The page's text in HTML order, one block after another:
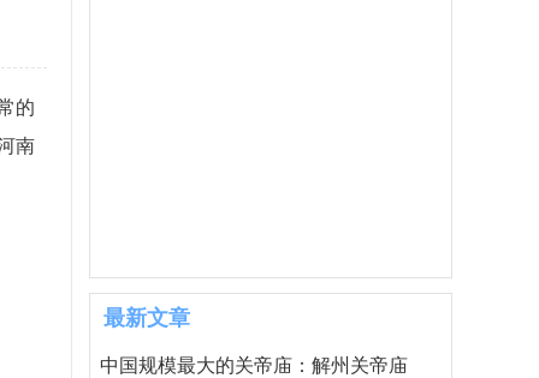
的
南
最新文章
中国规模最大的关帝庙：解州关帝庙